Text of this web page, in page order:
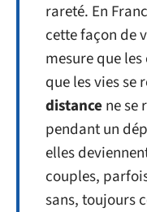
rareté. En
cette façon de
mesure que
que les vies se
distance ne se
pendant un
elles
couples,
sans, toujours